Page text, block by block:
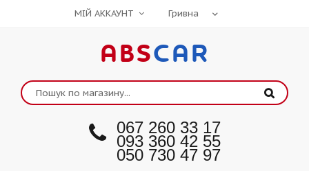
МІЙ АККАУНТ
ABSCAR
067 260 33 17
093 360 42 55
050 730 47 97